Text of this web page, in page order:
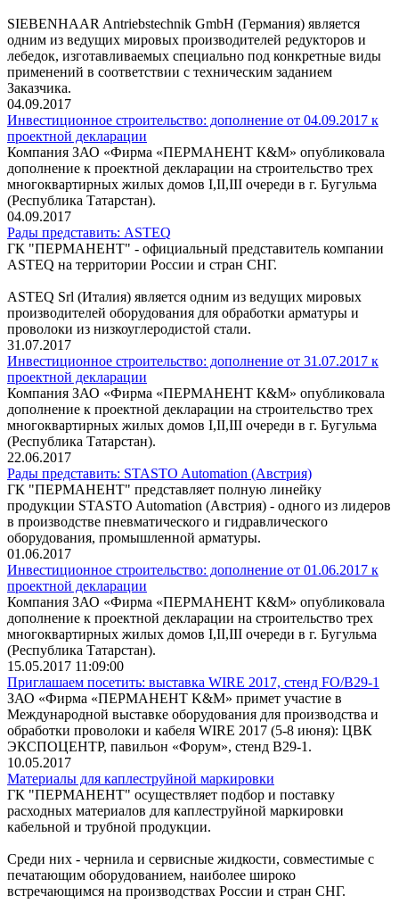
SIEBENHAAR Antriebstechnik GmbH (Германия) является
одним из ведущих мировых производителей редукторов и
лебедок, изготавливаемых специально под конкретные виды
применений в соответствии с техническим заданием
Заказчика.
04.09.2017
Инвестиционное строительство: дополнение от 04.09.2017 к
проектной декларации
Компания ЗАО «Фирма «ПЕРМАНЕНТ К&М» опубликовала
дополнение к проектной декларации на строительство трех
многоквартирных жилых домов I,II,III очереди в г. Бугульма
(Республика Татарстан).
04.09.2017
Рады представить: ASTEQ
ГК "ПЕРМАНЕНТ" - официальный представитель компании
ASTEQ на территории России и стран СНГ.
ASTEQ Srl (Италия) является одним из ведущих мировых
производителей оборудования для обработки арматуры и
проволоки из низкоуглеродистой стали.
31.07.2017
Инвестиционное строительство: дополнение от 31.07.2017 к
проектной декларации
Компания ЗАО «Фирма «ПЕРМАНЕНТ К&М» опубликовала
дополнение к проектной декларации на строительство трех
многоквартирных жилых домов I,II,III очереди в г. Бугульма
(Республика Татарстан).
22.06.2017
Рады представить: STASTO Automation (Австрия)
ГК "ПЕРМАНЕНТ" представляет полную линейку
продукции STASTO Automation (Австрия) - одного из лидеров
в производстве пневматического и гидравлического
оборудования, промышленной арматуры.
01.06.2017
Инвестиционное строительство: дополнение от 01.06.2017 к
проектной декларации
Компания ЗАО «Фирма «ПЕРМАНЕНТ К&М» опубликовала
дополнение к проектной декларации на строительство трех
многоквартирных жилых домов I,II,III очереди в г. Бугульма
(Республика Татарстан).
15.05.2017 11:09:00
Приглашаем посетить: выставка WIRE 2017, стенд FO/B29-1
ЗАО «Фирма «ПЕРМАНЕНТ K&M» примет участие в
Международной выставке оборудования для производства и
обработки проволоки и кабеля WIRE 2017 (5-8 июня): ЦВК
ЭКСПОЦЕНТР, павильон «Форум», стенд B29-1.
10.05.2017
Материалы для каплеструйной маркировки
ГК "ПЕРМАНЕНТ" осуществляет подбор и поставку
расходных материалов для каплеструйной маркировки
кабельной и трубной продукции.
Среди них - чернила и сервисные жидкости, совместимые с
печатающим оборудованием, наиболее широко
встречающимся на производствах России и стран СНГ.